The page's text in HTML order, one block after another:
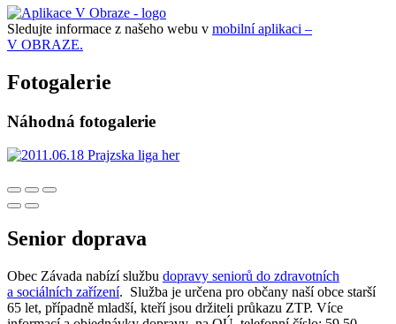
Sledujte informace z našeho webu v mobilní aplikaci –
V OBRAZE.
Fotogalerie
Náhodná fotogalerie
Senior doprava
Obec Závada nabízí službu dopravy seniorů do zdravotních
a sociálních zařízení. Služba je určena pro občany naší obce starší
65 let, případně mladší, kteří jsou držiteli průkazu ZTP. Více